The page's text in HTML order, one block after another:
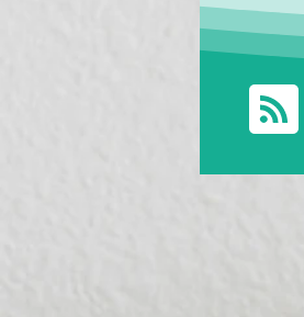
簡單了